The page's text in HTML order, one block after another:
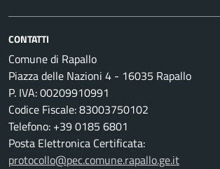
CONTATTI
Comune di Rapallo
Piazza delle Nazioni 4 - 16035 Rapallo
P. IVA: 00209910991
Codice Fiscale: 83003750102
Telefono: +39 0185 6801
Posta Elettronica Certificata:
protocollo@pec.comune.rapallo.ge.it